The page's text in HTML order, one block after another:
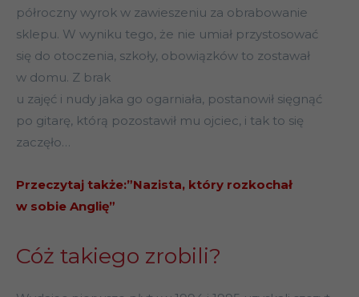
półroczny wyrok w zawieszeniu za obrabowanie
sklepu. W wyniku tego, że nie umiał przystosować
się do otoczenia, szkoły, obowiązków to zostawał
w domu. Z brak
u zajęć i nudy jaka go ogarniała, postanowił sięgnąć
po gitarę, którą pozostawił mu ojciec, i tak to się
zaczęło…
Przeczytaj także:”Nazista, który rozkochał
w sobie Anglię”
Cóż takiego zrobili?